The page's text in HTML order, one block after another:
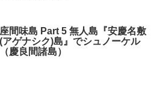
座間味島 Part 5 無人島『安慶名敷
(アゲナシク)島』でシュノーケル
（慶良間諸島）